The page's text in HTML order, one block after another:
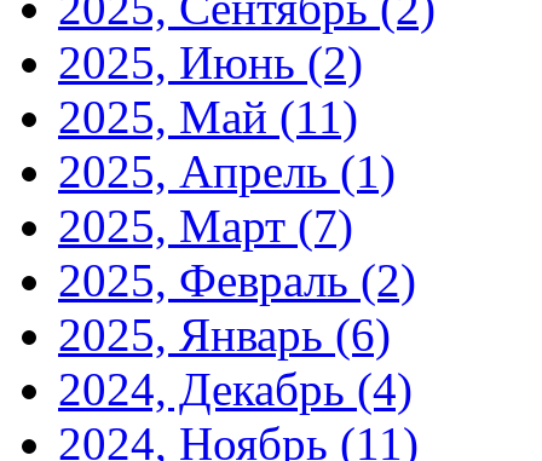
2025, Июнь (2)
2025, Май (11)
2025, Апрель (1)
2025, Март (7)
2025, Февраль (2)
2025, Январь (6)
2024, Декабрь (4)
2024, Ноябрь (11)